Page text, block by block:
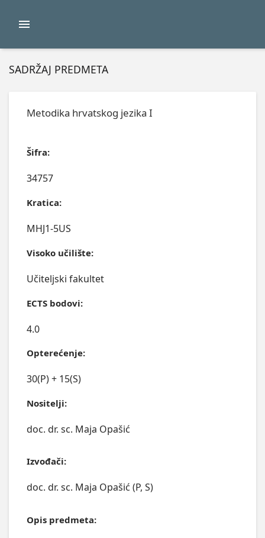
SADRŽAJ PREDMETA
Metodika hrvatskog jezika I
Šifra:
34757
Kratica:
MHJ1-5US
Visoko učilište:
Učiteljski fakultet
ECTS bodovi:
4.0
Opterećenje:
30(P) + 15(S)
Nositelji:
doc. dr. sc. Maja Opašić
Izvođači:
doc. dr. sc. Maja Opašić (P, S)
Opis predmeta: